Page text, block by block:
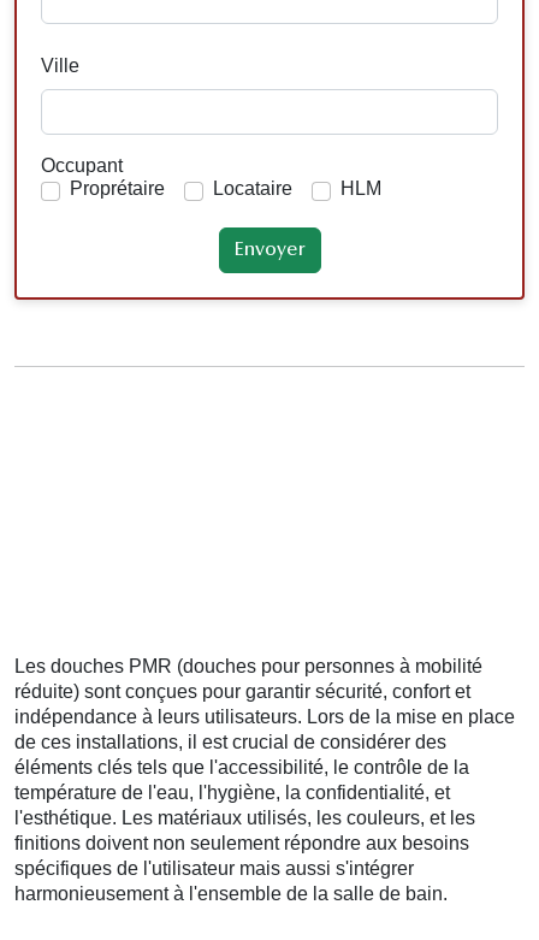
Ville
Occupant
Proprétaire
Locataire HLM
Les douches PMR (douches pour personnes à mobilité
réduite) sont conçues pour garantir sécurité, confort et
indépendance à leurs utilisateurs. Lors de la mise en place
de ces installations, il est crucial de considérer des
éléments clés tels que l'accessibilité, le contrôle de la
température de l'eau, l'hygiène, la confidentialité, et
l'esthétique. Les matériaux utilisés, les couleurs, et les
finitions doivent non seulement répondre aux besoins
spécifiques de l'utilisateur mais aussi s'intégrer
harmonieusement à l'ensemble de la salle de bain.